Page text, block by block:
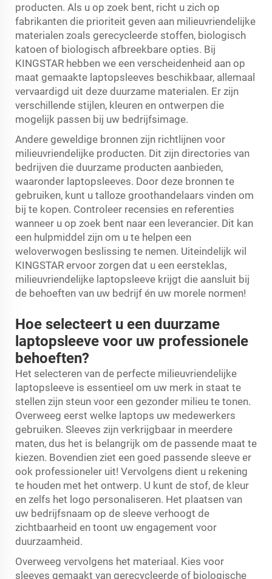
producten. Als u op zoek bent, richt u zich op
fabrikanten die prioriteit geven aan milieuvriendelijke
materialen zoals gerecycleerde stoffen, biologisch
katoen of biologisch afbreekbare opties. Bij
KINGSTAR hebben we een verscheidenheid aan op
maat gemaakte laptopsleeves beschikbaar, allemaal
vervaardigd uit deze duurzame materialen. Er zijn
verschillende stijlen, kleuren en ontwerpen die
mogelijk passen bij uw bedrijfsimage.
Andere geweldige bronnen zijn richtlijnen voor
milieuvriendelijke producten. Dit zijn directories van
bedrijven die duurzame producten aanbieden,
waaronder laptopsleeves. Door deze bronnen te
gebruiken, kunt u talloze groothandelaars vinden om
bij te kopen. Controleer recensies en referenties
wanneer u op zoek bent naar een leverancier. Dit kan
een hulpmiddel zijn om u te helpen een
weloverwogen beslissing te nemen. Uiteindelijk wil
KINGSTAR ervoor zorgen dat u een eersteklas,
milieuvriendelijke laptopsleeve krijgt die aansluit bij
de behoeften van uw bedrijf én uw morele normen!
Hoe selecteert u een duurzame
laptopsleeve voor uw professionele
behoeften?
Het selecteren van de perfecte milieuvriendelijke
laptopsleeve is essentieel om uw merk in staat te
stellen zijn steun voor een gezonder milieu te tonen.
Overweeg eerst welke laptops uw medewerkers
gebruiken. Sleeves zijn verkrijgbaar in meerdere
maten, dus het is belangrijk om de passende maat te
kiezen. Bovendien ziet een goed passende sleeve er
ook professioneler uit! Vervolgens dient u rekening
te houden met het ontwerp. U kunt de stof, de kleur
en zelfs het logo personaliseren. Het plaatsen van
uw bedrijfsnaam op de sleeve verhoogt de
zichtbaarheid en toont uw engagement voor
duurzaamheid.
Overweeg vervolgens het materiaal. Kies voor
sleeves gemaakt van gerecycleerde of biologische